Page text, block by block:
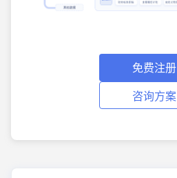
免费注册
咨询方案